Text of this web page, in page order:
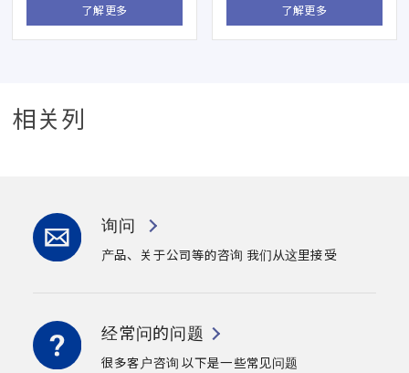
了解更多 了解更多
相关列
询问
产品、关于公司等的咨询 我们从这里接受
经常问的问题
很多客户咨询 以下是一些常见问题